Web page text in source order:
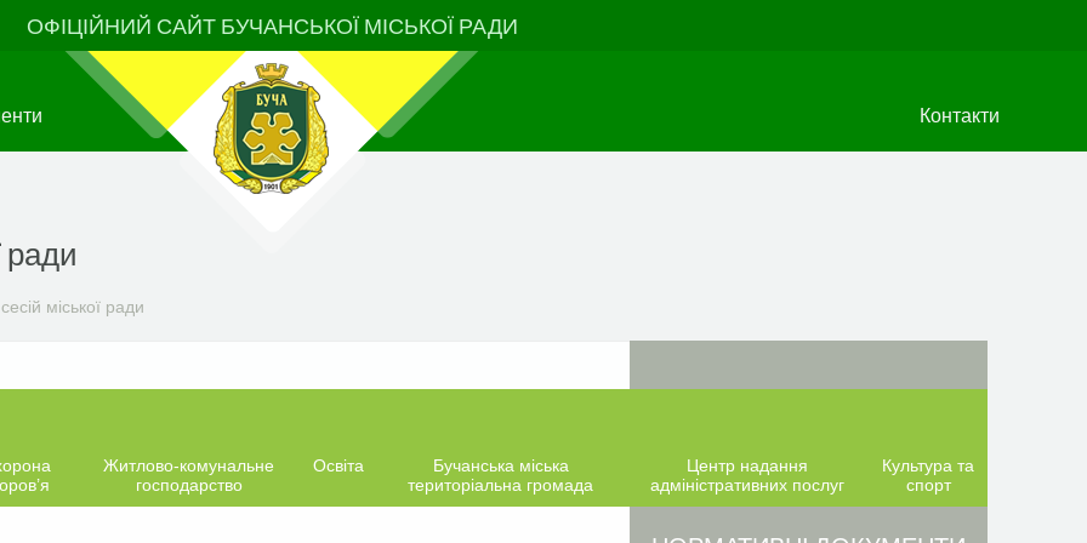
ОФІЦІЙНИЙ САЙТ БУЧАНСЬКОЇ МІСЬКОЇ РАДИ
Контакти
ради
міської ради
Житлово-комунальне
господарство
Освіта
Бучанська міська
територіальна громада
Центр надання
адміністративних послуг
Культура та
спорт